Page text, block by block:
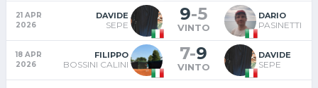
21 APR
2026
DAVIDE
SEPE
9-5
VINTO
DARIO
PASINETTI
18 APR
2026
FILIPPO
BOSSINI CALINI
7-9
VINTO
DAVIDE
SEPE